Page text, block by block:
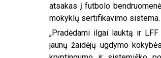
atsakas į futbolo
mokyklų sertifikavimo sistema.
„Pradėdami ilgai lauktą ir
jaunų žaidėjų ugdymo